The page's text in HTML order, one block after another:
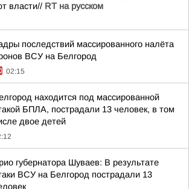
власти// RT на русском
последствий массированного налёта
ВСУ на Белгород
02:15
находится под массированной
БПЛА, пострадали 13 человек, в том
двое детей
губернатора Шуваев: В результате
ВСУ на Белгород пострадали 13